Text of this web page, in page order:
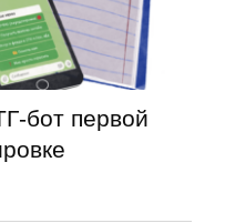
бот первой